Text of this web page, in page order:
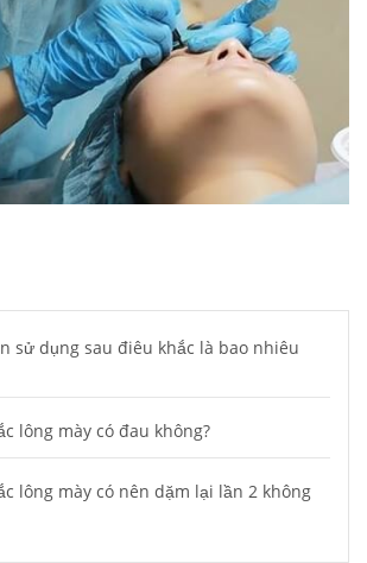
sử dụng sau điêu khắc là bao nhiêu
lông mày có đau không?
lông mày có nên dặm lại lần 2 không